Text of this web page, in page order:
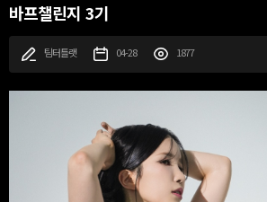
바프챌린지 3기
팀터틀랫 04-28 1877